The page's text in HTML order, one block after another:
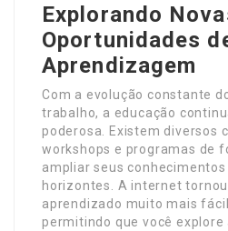
Explorando
Oportunidades
Aprendizagem
Com a evolução constante
trabalho, a educação
poderosa. Existem diversos
workshops e programas de
ampliar seus
horizontes. A internet
aprendizado muito mais
permitindo que você explore